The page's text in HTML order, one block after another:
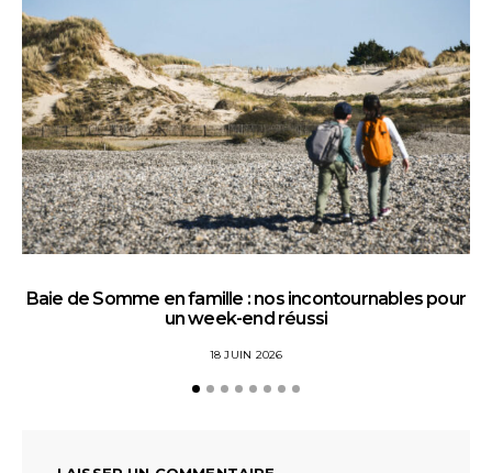
Baie de Somme en famille : nos incontournables pour
un week-end réussi
18 JUIN 2026